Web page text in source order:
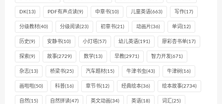
DK(13) PDF有声点读(9) 中章书(10) 儿童英语(663) 写作(17)
分级教材(40) 分级阅读(23) 初章书(21) 动画片(36) 单词 (12)
历史(9) 安静书(10) 小灯塔(57) 幼儿英语(191) 廖彩杏书单(17)
探索(9) 故事(2729) 数学(13) 早教(2971) 智力开发(671)
杂志(13) 桥梁书(25) 汽车题材(15) 牛津书虫(43) 牛津树(16)
画啦啦(50) 科普(16) 章节书(12) 经典绘本(36) 绘本故事(2734)
自然(15) 自然拼读(47) 英文动画(34) 英语(18) 词汇 (25)